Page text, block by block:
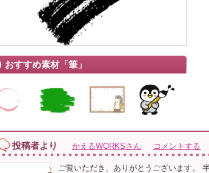
おすすめ素材「筆」
投稿者より かえるWORKSさん コメントする
ご覧いただき、ありがとうございます。